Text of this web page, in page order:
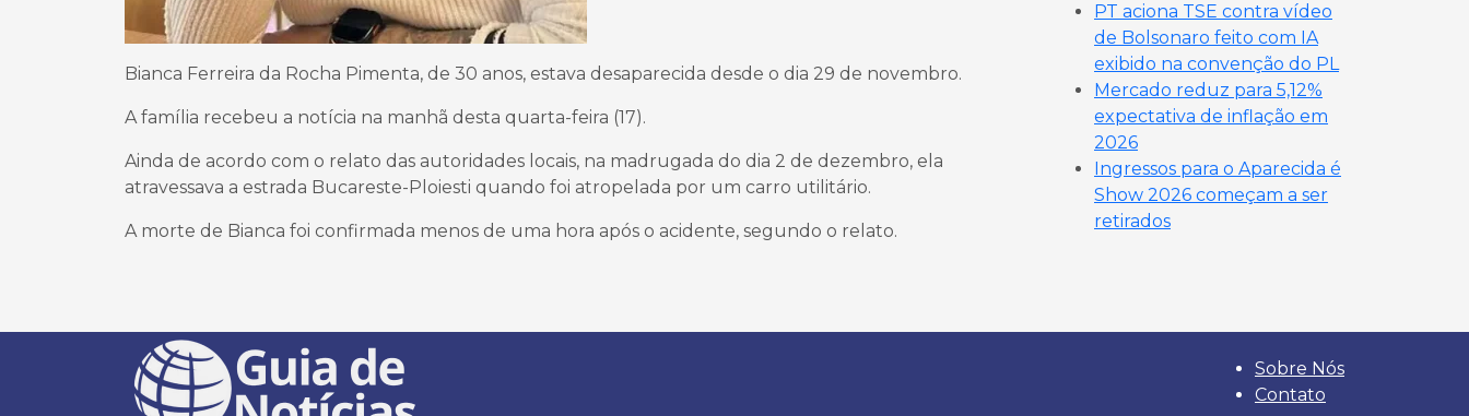
Bianca Ferreira da Rocha Pimenta, de 30 anos, estava desaparecida desde o dia 29 de novembro.
A família recebeu a notícia na manhã desta quarta-feira (17).
Ainda de acordo com o relato das autoridades locais, na madrugada do dia 2 de dezembro, ela
atravessava a estrada Bucareste-Ploiesti quando foi atropelada por um carro utilitário.
A morte de Bianca foi confirmada menos de uma hora após o acidente, segundo o relato.
PT aciona TSE contra vídeo
de Bolsonaro feito com IA
exibido na convenção do PL
Mercado reduz para 5,12%
expectativa de inflação em
2026
Ingressos para o Aparecida é
Show 2026 começam a ser
retirados
Sobre Nós
Contato